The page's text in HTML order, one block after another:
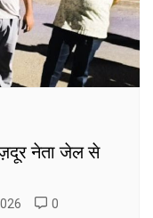
नेता जेल से
0